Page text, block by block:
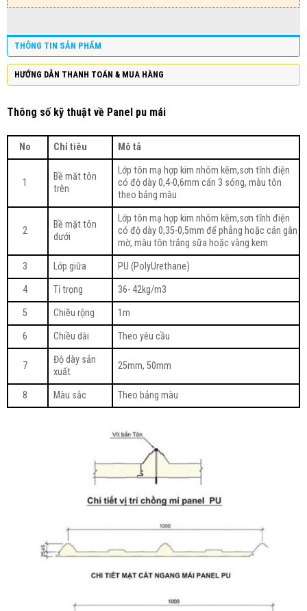
THÔNG TIN SẢN PHẨM
HƯỚNG DẪN THANH TOÁN & MUA HÀNG
Thông số kỹ thuật về Panel pu mái
No Chỉ tiêu Mô tả
1
Bề măt tôn
trên
Lớp tôn mạ hợp kim nhôm kẽm,sơn tĩnh điện
có độ dày 0,4-0,6mm cán 3 sóng, màu tôn
theo bảng màu
2
Bề mặt tôn
dưới
Lớp tôn mạ hợp kim nhôm kẽm,sơn tĩnh điện
có độ dày 0,35-0,5mm để phẳng hoặc cán gân
mờ, màu tôn trắng sữa hoặc vàng kem
3
Lớp giữa
PU (PolyUrethane)
4
Tỉ trọng
36- 42kg/m3
5
Chiều rộng
1m
6
Chiều dài Theo yêu cầu
7
Độ dày sản
xuất
25mm, 50mm
8 Màu sắc Theo bảng màu